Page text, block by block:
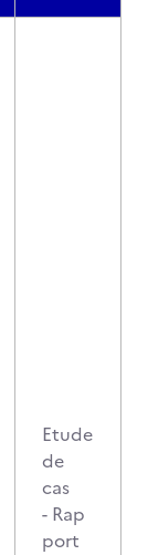
Etude
de
cas
- Rap
port